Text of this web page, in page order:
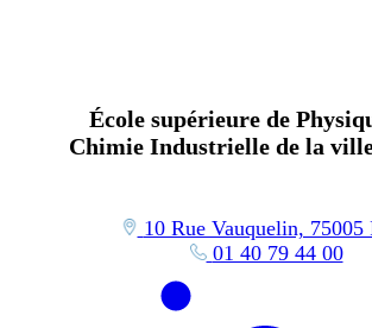
École supérieure de
Chimie Industrielle de la
10 Rue Vauquelin, 75005
01 40 79 44 00